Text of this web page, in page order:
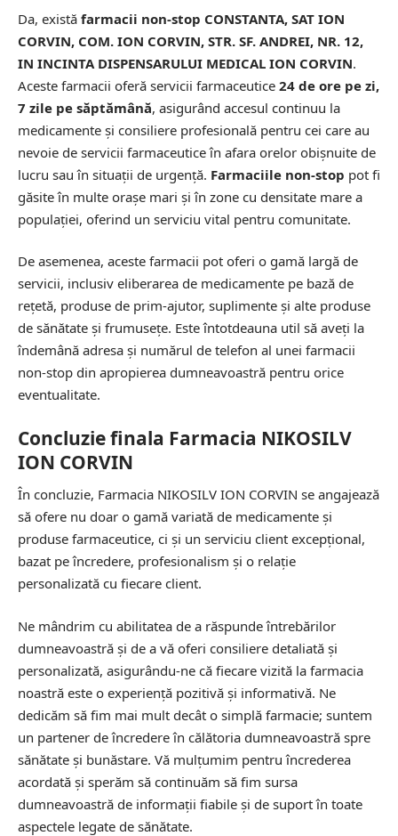
Da, există farmacii non-stop CONSTANTA, SAT ION
CORVIN, COM. ION CORVIN, STR. SF. ANDREI, NR. 12,
IN INCINTA DISPENSARULUI MEDICAL ION CORVIN.
Aceste farmacii oferă servicii farmaceutice 24 de ore pe zi,
7 zile pe săptămână, asigurând accesul continuu la
medicamente și consiliere profesională pentru cei care au
nevoie de servicii farmaceutice în afara orelor obișnuite de
lucru sau în situații de urgență. Farmaciile non-stop pot fi
găsite în multe orașe mari și în zone cu densitate mare a
populației, oferind un serviciu vital pentru comunitate.
De asemenea, aceste farmacii pot oferi o gamă largă de
servicii, inclusiv eliberarea de medicamente pe bază de
rețetă, produse de prim-ajutor, suplimente și alte produse
de sănătate și frumusețe. Este întotdeauna util să aveți la
îndemână adresa și numărul de telefon al unei farmacii
non-stop din apropierea dumneavoastră pentru orice
eventualitate.
Concluzie finala Farmacia NIKOSILV
ION CORVIN
În concluzie, Farmacia NIKOSILV ION CORVIN se angajează
să ofere nu doar o gamă variată de medicamente și
produse farmaceutice, ci și un serviciu client excepțional,
bazat pe încredere, profesionalism și o relație
personalizată cu fiecare client.
Ne mândrim cu abilitatea de a răspunde întrebărilor
dumneavoastră și de a vă oferi consiliere detaliată și
personalizată, asigurându-ne că fiecare vizită la farmacia
noastră este o experiență pozitivă și informativă. Ne
dedicăm să fim mai mult decât o simplă farmacie; suntem
un partener de încredere în călătoria dumneavoastră spre
sănătate și bunăstare. Vă mulțumim pentru încrederea
acordată și sperăm să continuăm să fim sursa
dumneavoastră de informații fiabile și de suport în toate
aspectele legate de sănătate.